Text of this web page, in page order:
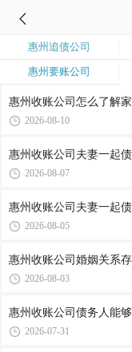
惠州追债公司
惠州要账公司
惠州收账公司​怎么了解
2026-08-10
惠州收账公司​夫妻一起
2026-08-07
惠州收账公司​夫妻一起
2026-08-05
惠州收账公司​婚姻关系
2026-08-03
惠州收账公司​债务人能
2026-07-31